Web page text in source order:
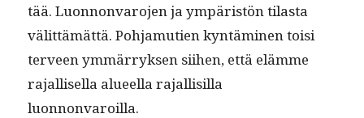
tää. Luon­non­va­ro­jen ja ympäristön tilas­ta
välit­tämät­tä. Poh­ja­mu­tien kyn­tämi­nen toisi
ter­veen ymmär­ryk­sen siihen, että elämme
rajal­lisel­la alueel­la rajal­lisil­la
luonnonvaroilla.